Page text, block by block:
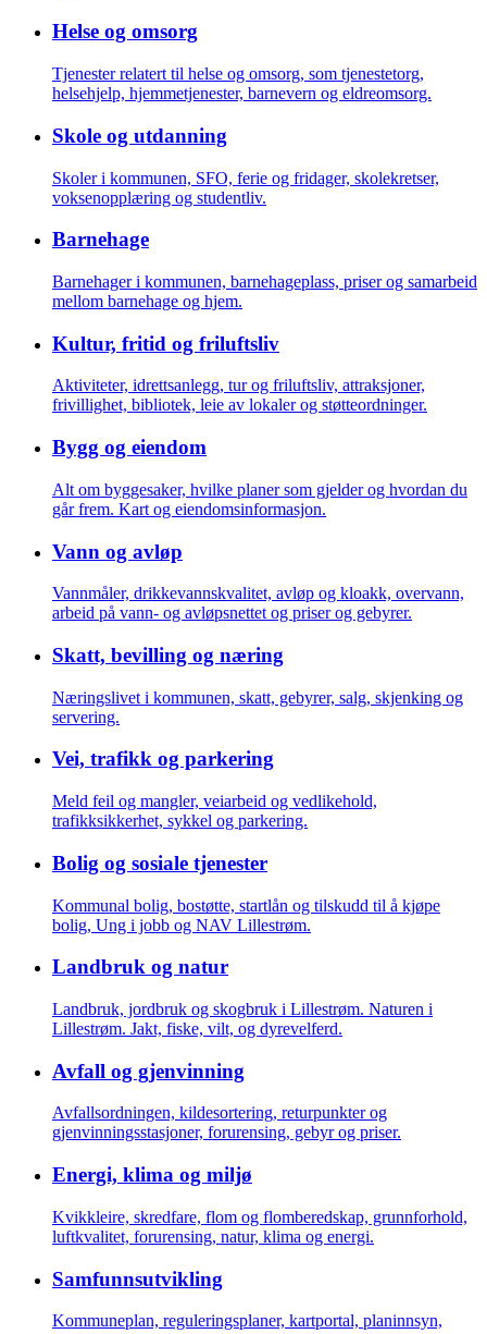
Helse og omsorg
Tjenester relatert til helse og omsorg, som tjenestetorg,
helsehjelp, hjemmetjenester, barnevern og eldreomsorg.
Skole og utdanning
Skoler i kommunen, SFO, ferie og fridager, skolekretser,
voksenopplæring og studentliv.
Barnehage
Barnehager i kommunen, barnehageplass, priser og samarbeid
mellom barnehage og hjem.
Kultur, fritid og friluftsliv
Aktiviteter, idrettsanlegg, tur og friluftsliv, attraksjoner,
frivillighet, bibliotek, leie av lokaler og støtteordninger.
Bygg og eiendom
Alt om byggesaker, hvilke planer som gjelder og hvordan du
går frem. Kart og eiendomsinformasjon.
Vann og avløp
Vannmåler, drikkevannskvalitet, avløp og kloakk, overvann,
arbeid på vann- og avløpsnettet og priser og gebyrer.
Skatt, bevilling og næring
Næringslivet i kommunen, skatt, gebyrer, salg, skjenking og
servering.
Vei, trafikk og parkering
Meld feil og mangler, veiarbeid og vedlikehold,
trafikksikkerhet, sykkel og parkering.
Bolig og sosiale tjenester
Kommunal bolig, bostøtte, startlån og tilskudd til å kjøpe
bolig, Ung i jobb og NAV Lillestrøm.
Landbruk og natur
Landbruk, jordbruk og skogbruk i Lillestrøm. Naturen i
Lillestrøm. Jakt, fiske, vilt, og dyrevelferd.
Avfall og gjenvinning
Avfallsordningen, kildesortering, returpunkter og
gjenvinningsstasjoner, forurensing, gebyr og priser.
Energi, klima og miljø
Kvikkleire, skredfare, flom og flomberedskap, grunnforhold,
luftkvalitet, forurensing, natur, klima og energi.
Samfunnsutvikling
Kommuneplan, reguleringsplaner, kartportal, planinnsyn,